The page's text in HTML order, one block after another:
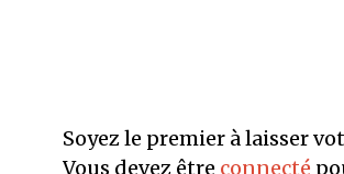
Soyez le premier à laisser
Vous devez être connecté